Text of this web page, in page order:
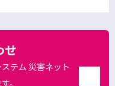
開
せ
テム 災害ネット
。